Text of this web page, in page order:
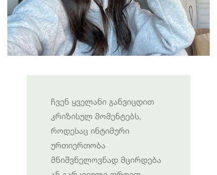
ჩვენ ყველანი განვიცდით
კრიზისულ მომენტებს,
როდესაც ინტიმური
ურთიერთობა
მნიშვნელოვნად მცირდება